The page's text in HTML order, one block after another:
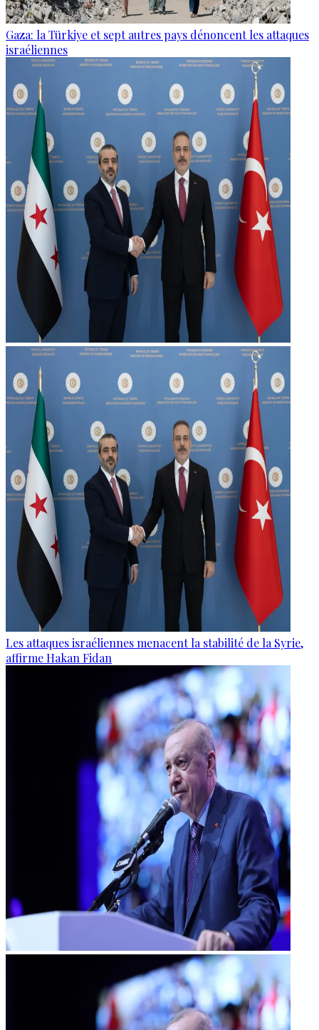
Gaza: la Türkiye et sept autres pays dénoncent les attaques
israéliennes
Les attaques israéliennes menacent la stabilité de la Syrie,
affirme Hakan Fidan